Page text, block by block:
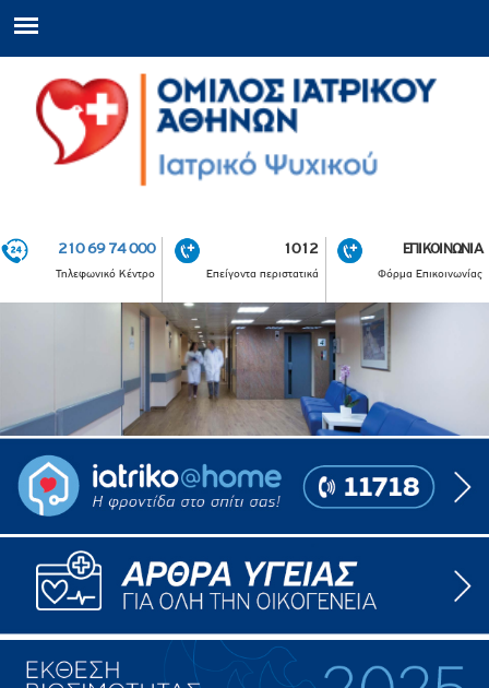
210 69 74 000
Τηλεφωνικό Κέντρο
1012
Επείγοντα περιστατικά
ΕΠΙΚΟΙΝΩΝΙΑ
Φόρμα Επικοινωνίας